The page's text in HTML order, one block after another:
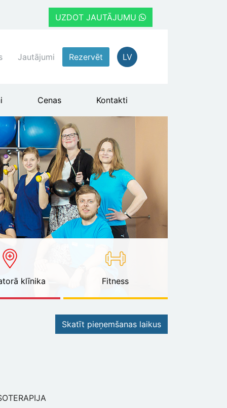
UZDOT JAUTĀJUMU
Jautājumi Rezervēt LV
Cenas Kontakti
klīnika Fitness
Skatīt pieņemšanas laikus